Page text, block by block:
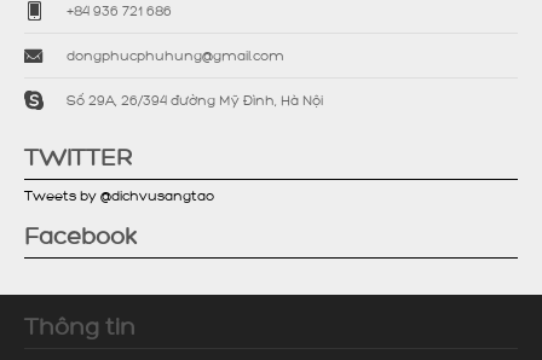
+84 936 721 686
dongphucphuhung@gmail.com
Số 29A, 26/394 đường Mỹ Đình, Hà Nội
TWITTER
Tweets by @dichvusangtao
Facebook
Thông tin